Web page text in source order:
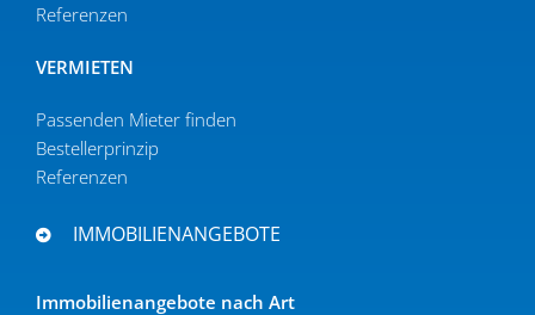
Referenzen
VERMIETEN
Passenden Mieter finden
Bestel­ler­prinzip
Referenzen
IMMOBILIENANGEBOTE
Immobi­li­en­an­gebote nach Art